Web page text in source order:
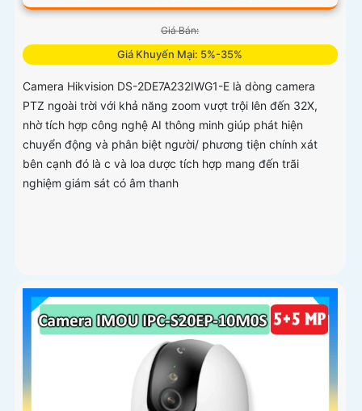
Giá Bán:
Giá Khuyến Mại: 5%-35%
Camera Hikvision DS-2DE7A232IWG1-E là dòng camera
PTZ ngoài trời với khả năng zoom vượt trội lên đến 32X,
nhờ tích hợp công nghệ AI thông minh giúp phát hiện
chuyển động và phân biệt người/ phương tiện chính xát
bên cạnh đó là c và loa dược tích hợp mang đến trãi
nghiệm giám sát có âm thanh